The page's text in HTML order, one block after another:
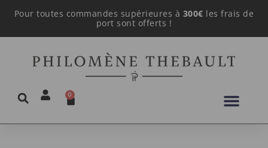
Pour toutes commandes supérieures à 300€ les frais de
port sont offerts !
0